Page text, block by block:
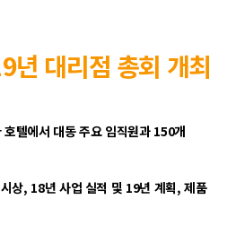
년 대리점 총회 개최
텔에서 대동 주요 임직원과 150개
상, 18년 사업 실적 및 19년 계획, 제품